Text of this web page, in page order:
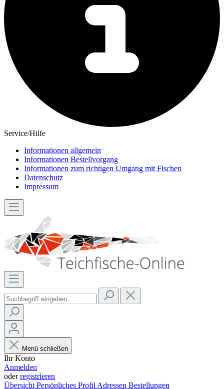
Service/Hilfe
Informationen allgemein
Informationen Bestellvorgang
Informationen zum richtigen Umgang mit Fischen
Datenschutz
Impressum
Menü schließen
Ihr Konto
Anmelden
oderregistrieren
Übersicht Persönliches Profil Adressen Bestellungen